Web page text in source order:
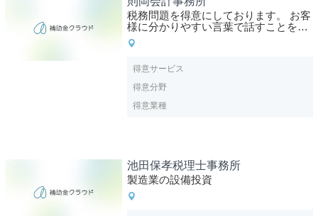
税務問題を得意にしております。 お客
様に分かりやすい言葉で話すことを心
掛け、 経営課題の解決に尽力いたしま
す。
得意サービス
得意分野
得意業種
池田保孝税理士事務所
製造業の設備投資